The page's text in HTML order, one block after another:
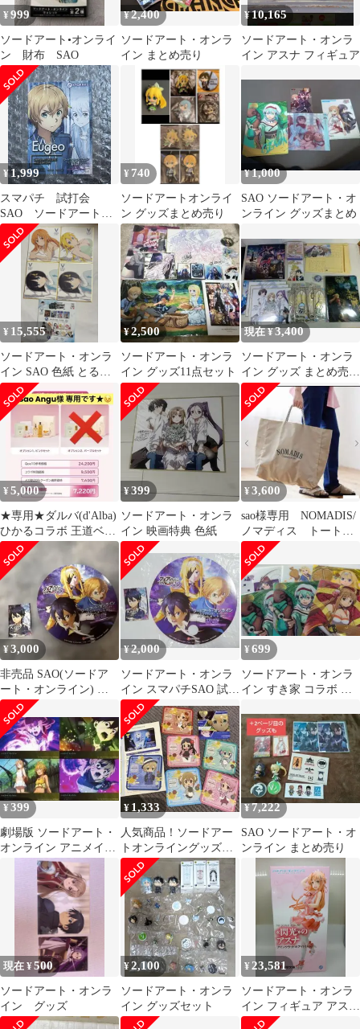
¥999
ソードアート•オンライ
ン 財布 SAO
¥2,400
ソードアート・オンラ
イン まとめ売り
¥10,165
ソードアート・オンラ
イン アスナ フィギュア
¥1,999
スマパチ 試打会
SAO ソードアート・
オンライン ユージオ
ステッカー 非売品
¥ 740
ソードアートオンライ
ン グッズまとめ売り
¥1,000
SAO ソードアート・オ
ンライン グッズまとめ
¥ 15,555
ソードアート・オンラ
イン SAO 色紙 とるパ
カ 攻略会議 まとめ売り
¥2,500
ソードアート・オンラ
イン グッズ11点セット
現在 ¥3,400
ソードアート・オンラ
イン グッズ まとめ売り
SAO
¥5,000
★専用★ダルバ(d'Alba)
ひかるコラボ 王道ベス
トセラー ピンクセット
¥399
ソードアート・オンラ
イン 映画特典 色紙
¥3,600
sao様専用 NOMADIS/
ノマディス トートバ
ッグ
¥3,000
非売品 SAO(ソードア
ート・オンライン) 夜
空 キリト ステッカ
ー・うちわ
¥2,000
ソードアート・オンラ
イン スマパチSAO 試打
会 ステッカー
¥699
ソードアート・オンラ
イン すき家 コラボ ク
ト＆オマケ
¥399
劇場版 ソードアート・
オンライン アニメイト
購入特典 ブロマイド 4
枚セット
¥ 1,333
人気商品！ソードアー
トオンライングッズ！
※プロフ必読•ご購入時
フォロー必須
¥7,222
SAO ソードアート・オ
ンライン まとめ売り
現在 ¥500
ソードアート・オンラ
イン グッズ
¥2,100
ソードアート・オンラ
イン グッズセット
¥ 23,581
ソードアート・オンラ
イン フィギュア アスナ
KPOP アイドルver 13